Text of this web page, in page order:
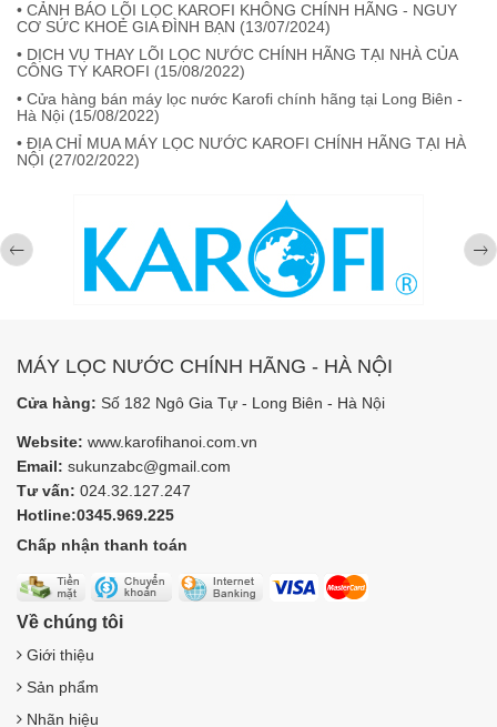
• CẢNH BÁO LÕI LỌC KAROFI KHÔNG CHÍNH HÃNG - NGUY
CƠ SỨC KHOẺ GIA ĐÌNH BẠN (13/07/2024)
• DỊCH VỤ THAY LÕI LỌC NƯỚC CHÍNH HÃNG TẠI NHÀ CỦA
CÔNG TY KAROFI (15/08/2022)
• Cửa hàng bán máy lọc nước Karofi chính hãng tại Long Biên -
Hà Nội (15/08/2022)
• ĐỊA CHỈ MUA MÁY LỌC NƯỚC KAROFI CHÍNH HÃNG TẠI HÀ
NỘI (27/02/2022)
MÁY LỌC NƯỚC CHÍNH HÃNG - HÀ NỘI
Cửa hàng: Số 182 Ngô Gia Tự - Long Biên - Hà Nội
Website: www.karofihanoi.com.vn
Email: sukunzabc@gmail.com
Tư vấn: 024.32.127.247
Hotline:0345.969.225
Chấp nhận thanh toán
Về chúng tôi
Giới thiệu
Sản phẩm
Nhãn hiệu